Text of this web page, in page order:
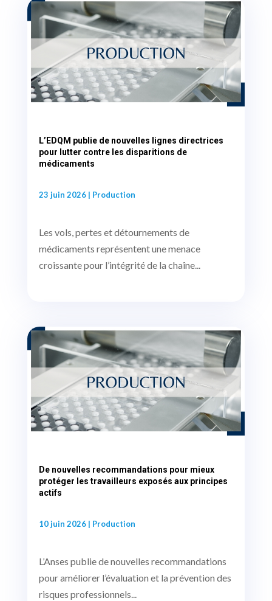
L’EDQM publie de nouvelles lignes directrices
pour lutter contre les disparitions de
médicaments
23 juin 2026| Production
Les vols, pertes et détournements de
médicaments représentent une menace
croissante pour l’intégrité de la chaîne...
De nouvelles recommandations pour mieux
protéger les travailleurs exposés aux principes
actifs
10 juin 2026| Production
L’Anses publie de nouvelles recommandations
pour améliorer l’évaluation et la prévention des
risques professionnels...